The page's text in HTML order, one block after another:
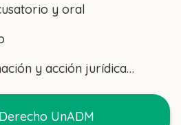
y oral
y acción jurídica…
UnADM